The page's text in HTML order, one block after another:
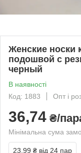
Женские носки
подошвой с
черный
В наявності
Код: 1883
Опт і
36,74 ₴/
Мінімальна сума
23,99 ₴ від 24 пар